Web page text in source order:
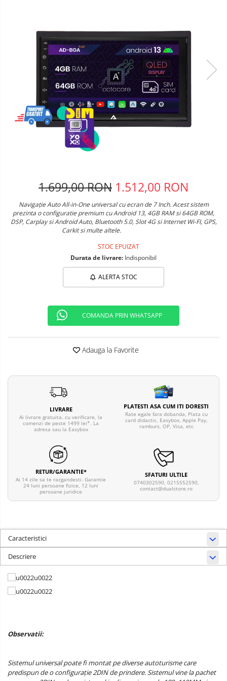
Telefoane mobile Cubot
Telefoane mobile Blackview
Telefoane mobile OSCAL
Telefoane mobile Fossibot
Telefoane mobile Lagenio
Telefoane mobile Samsung
Telefoane mobile iSEN
Telefoane mobile F150
Telefoane mobile HUAWEI
Telefoane mobile AGM
Telefoane mobile Realme
Telefoane mobile ZTE Nubia
1.699,00 RON 1.512,00 RON
Navigație Auto All-in-One universal cu ecran de 7 Inch. Acest sistem
prezinta o configuratie premium cu Android 13, 4GB RAM si 64GB ROM,
DSP, Carplay si Android Auto, Bluetooth 5.0, Slot 4G si Internet Wi-FI, GPS,
Carkit si multe altele.
STOC EPUIZAT
Durata de livrare: Indisponibil
ALERTA STOC
COMANDA PRIN WHATSAPP
Adauga la Favorite
LIVRARE
Ai livrare gratuita, cu verificare, la
comenzi de peste 1499 lei*. La
adresa sau la Easybox
PLATESTI ASA CUM ITI DORESTI
Rate egale fara dobanda, Plata cu
card didactic, Easybox, Apple Pay,
ramburs, OP, Visa, etc
RETUR/GARANTIE*
Ai 14 zile sa te razgandesti. Garantie
24 luni persoane fizice, 12 luni
persoane juridice
SFATURI ULTILE
0740302590, 0215552590,
contact@dualstore.ro
Caracteristici
Descriere
Observatii:
Sistemul universal poate fi montat pe diverse autoturisme care
predispun de o configurație 2DIN de prindere. Sistemul vine la pachet